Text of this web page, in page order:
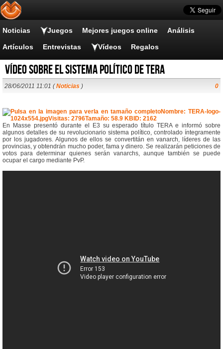
Noticias Juegos Mejores juegos online Análisis
Artículos Entrevistas Vídeos Regalos
Vídeo sobre el sistema político de TERA
28/06/2011 11:01 (Noticias ) 0
En Masse presentó durante el E3 su esperado título TERA e informó sobre
algunos detalles de su revolucionario sistema político, controlado íntegramente
por los jugadores. Algunos de ellos se convertitán en vanarch, líderes de las
provincias, y obtendrán mucho poder, fama y dinero. Se realizarán peticiones de
votos para determinar quienes serán vanarchs, aunque también se puede
ocupar el cargo mediante PvP.